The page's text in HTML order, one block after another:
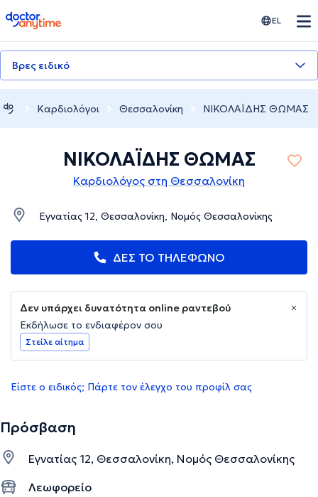
doctoranytime EL
Βρες ειδικό
Καρδιολόγοι Θεσσαλονίκη ΝΙΚΟΛΑΪΔΗΣ ΘΩΜΑΣ
ΝΙΚΟΛΑΪΔΗΣ ΘΩΜΑΣ
Καρδιολόγος στη Θεσσαλονίκη
Εγνατίας 12, Θεσσαλονίκη, Νομός Θεσσαλονίκης
ΔΕΣ ΤΟ ΤΗΛΕΦΩΝΟ
Δεν υπάρχει δυνατότητα online ραντεβού
Εκδήλωσε το ενδιαφέρον σου
Στείλε αίτημα
Είστε ο ειδικός; Πάρτε τον έλεγχο του προφίλ σας
Πρόσβαση
Εγνατίας 12, Θεσσαλονίκη, Νομός Θεσσαλονίκης
Λεωφορείο